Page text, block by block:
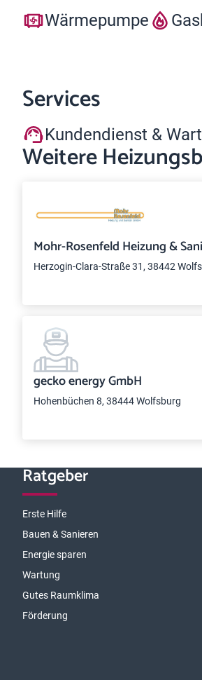
Wärmepumpe
Services
Kundendienst &
Weitere
Mohr-Rosenfeld Heizung &
Herzogin-Clara-Straße 31, 38442
gecko energy GmbH
Hohenbüchen 8, 38444 Wolfsburg
Ratgeber
Erste Hilfe
Bauen & Sanieren
Energie sparen
Wartung
Gutes Raumklima
Förderung